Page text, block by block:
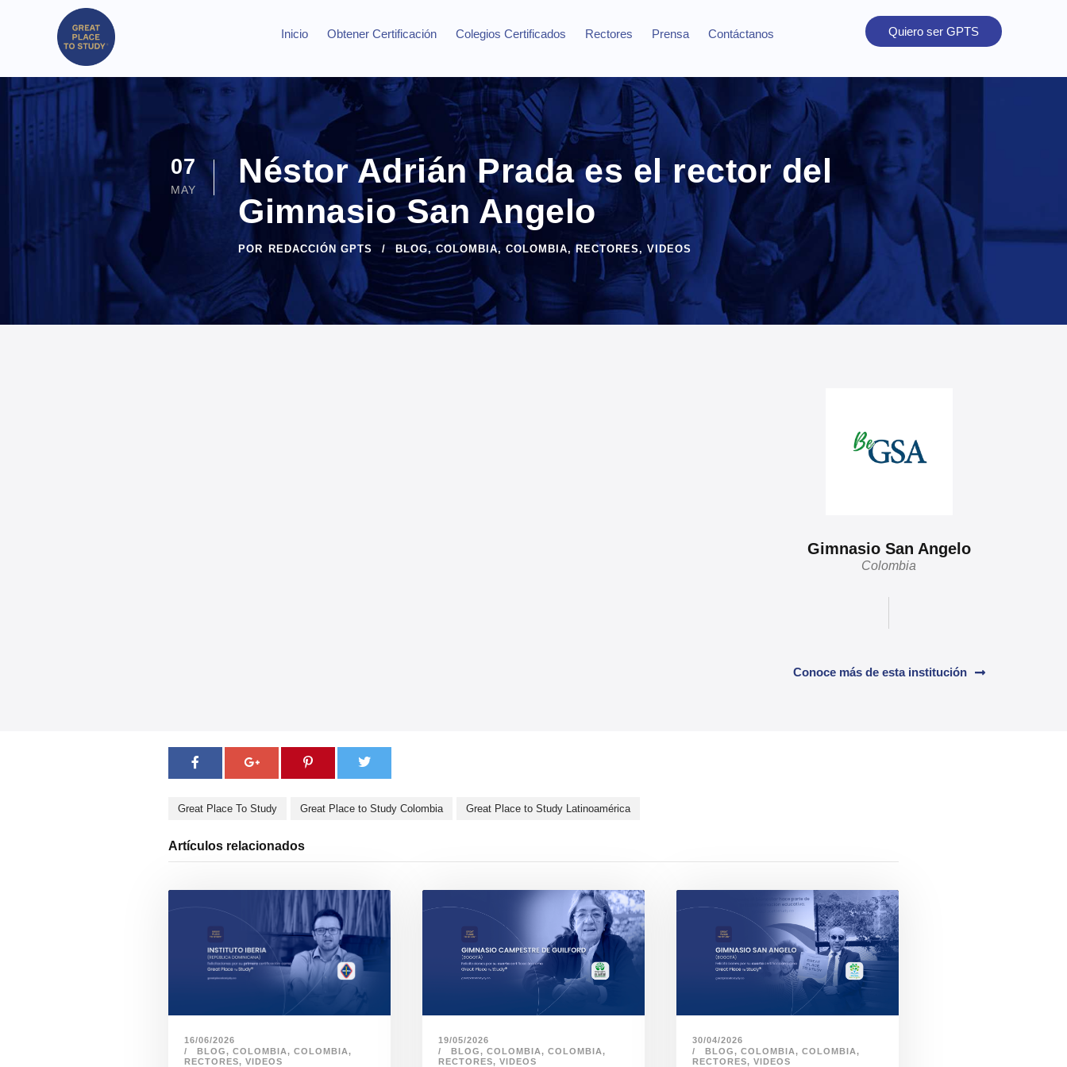
Inicio Obtener Certificación Colegios Certificados Rectores Prensa Contáctanos Quiero ser GPTS
07
MAY
Néstor Adrián Prada es el rector del
Gimnasio San Angelo
POR REDACCIÓN GPTS BLOG, COLOMBIA, COLOMBIA, RECTORES, VIDEOS
Gimnasio San Angelo
Colombia
Conoce más de esta institución
Great Place To Study Great Place to Study Colombia Great Place to Study Latinoamérica
Artículos relacionados
16/06/2026
BLOG, COLOMBIA, COLOMBIA,
RECTORES, VIDEOS
19/05/2026
BLOG, COLOMBIA, COLOMBIA,
RECTORES, VIDEOS
30/04/2026
BLOG, COLOMBIA, COLOMBIA,
RECTORES, VIDEOS